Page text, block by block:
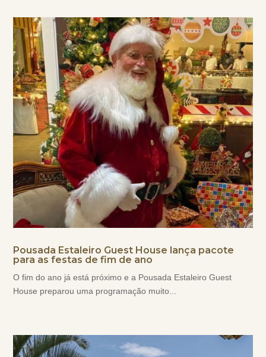
Pousada Estaleiro Guest House lança pacote
para as festas de fim de ano
O fim do ano já está próximo e a Pousada Estaleiro Guest
House preparou uma programação muito...